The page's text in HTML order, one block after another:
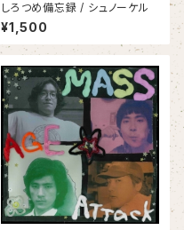
しろつめ備忘録 / シュノーケル
¥1,500